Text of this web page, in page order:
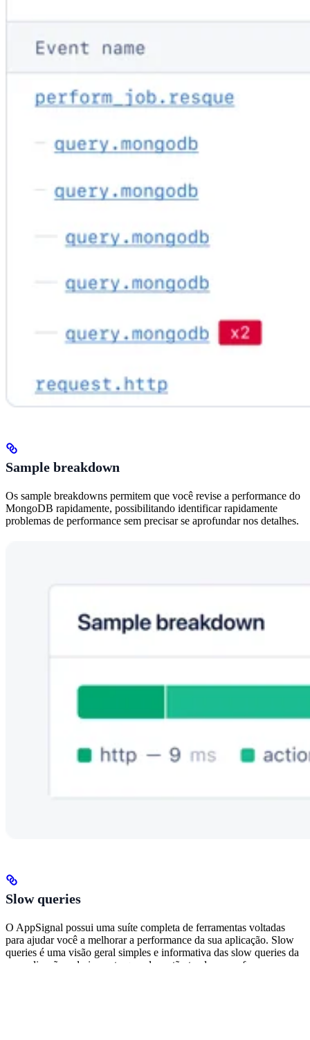
Sample breakdown
Os sample breakdowns permitem que você revise a performance do
MongoDB rapidamente, possibilitando identificar rapidamente
problemas de performance sem precisar se aprofundar nos detalhes.
Slow queries
O AppSignal possui uma suíte completa de ferramentas voltadas
para ajudar você a melhorar a performance da sua aplicação. Slow
queries é uma visão geral simples e informativa das slow queries da
sua aplicação e do impacto que elas estão tendo na performance,